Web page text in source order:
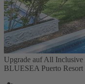
Upgrade auf All Inclusive
BLUESEA Puerto Resort